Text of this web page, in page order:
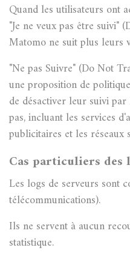
Quand les utilisateurs ont
"Je ne veux pas être suivi"
Matomo ne suit plus leurs
"Ne pas Suivre" (Do Not
une proposition de
de désactiver leur suivi
pas, incluant les services
publicitaires et les réseaux
Cas particuliers des
Les logs de serveurs sont
télécommunications).
Ils ne servent à aucun
statistique.